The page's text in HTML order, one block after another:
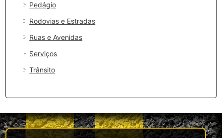
Pedágio
Rodovias e Estradas
Ruas e Avenidas
Serviços
Trânsito